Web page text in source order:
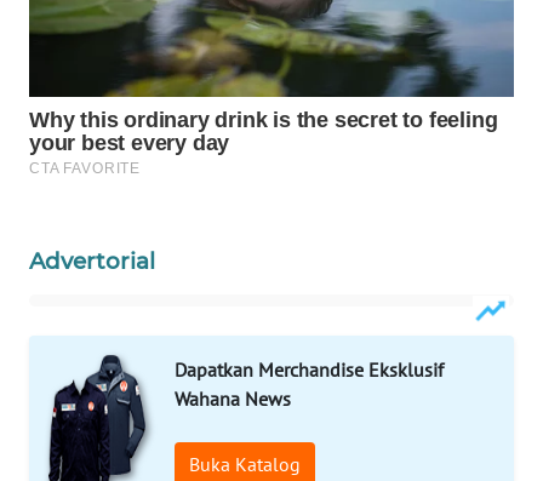
Advertorial
Dapatkan Merchandise Eksklusif
Wahana News
Buka Katalog
LABUANBAJO
BORNEO
Wahana
WAHANA
WAHANA
TANI
WAHANA
ADVOKAT